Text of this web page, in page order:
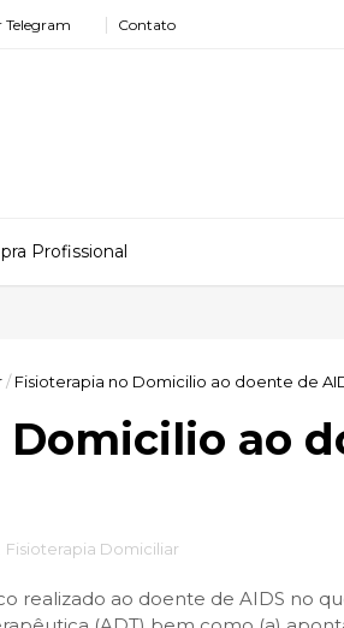
Telegram Contato
Profissional
/ Fisioterapia no Domicilio ao doente de
ao
Fisioterapia Domiciliar
realizado ao doente de AIDS no